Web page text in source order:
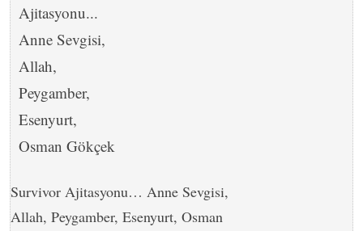
Survivor Ajitasyonu… Anne Sevgisi,
Allah, Peygamber, Esenyurt, Osman